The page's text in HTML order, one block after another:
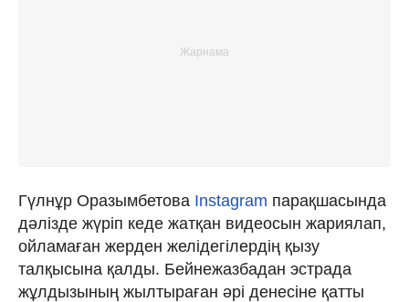
Гүлнұр Оразымбетова Instagram парақшасында
дәлізде жүріп кеде жатқан видеосын жариялап,
ойламаған жерден желідегілердің қызу
талқысына қалды. Бейнежазбадан эстрада
жұлдызының жылтыраған әрі денесіне қатты